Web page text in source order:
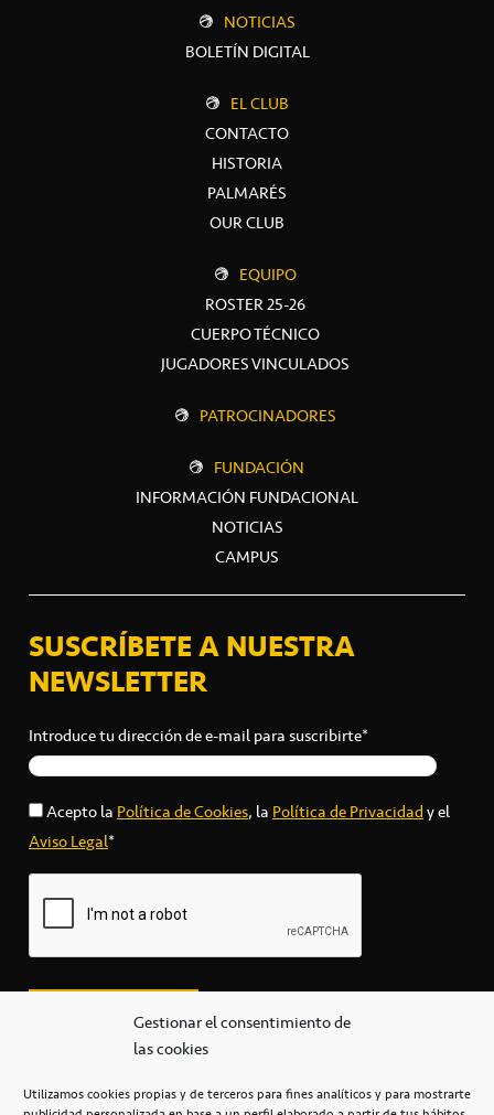
Gestionar el consentimiento de
las cookies
Utilizamos cookies propias y de terceros para fines analíticos y para mostrarte
NOTICIAS
BOLETÍN DIGITAL
EL CLUB
CONTACTO
HISTORIA
PALMARÉS
OUR CLUB
EQUIPO
ROSTER 25-26
CUERPO TÉCNICO
JUGADORES VINCULADOS
PATROCINADORES
FUNDACIÓN
INFORMACIÓN FUNDACIONAL
NOTICIAS
CAMPUS
SUSCRÍBETE A NUESTRA
NEWSLETTER
Introduce tu dirección de e-mail para suscribirte*
Acepto laPolítica de Cookies, laPolítica de Privacidady el
Aviso Legal*